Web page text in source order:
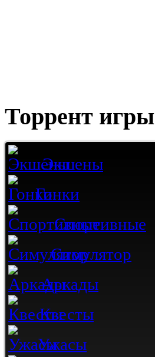
Торрент игры
Экшены
Гонки
Спортивные
Симулятор
Аркады
Квесты
Ужасы